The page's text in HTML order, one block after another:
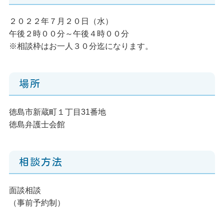
２０２２年７月２０日（水）
午後２時００分～午後４時００分
※相談枠はお一人３０分迄になります。
場所
徳島市新蔵町１丁目31番地
徳島弁護士会館
相談方法
面談相談
（事前予約制）